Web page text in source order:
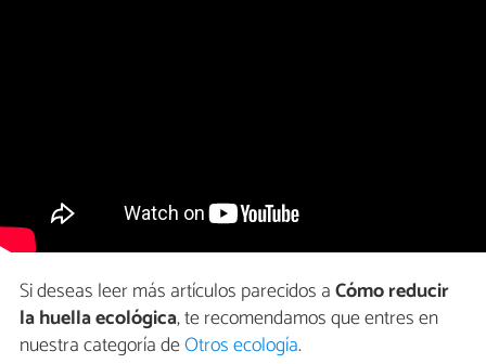
Si deseas leer más artículos parecidos aCómo reducir
la huella ecológica, te recomendamos que entres en
nuestra categoría deOtros ecología.